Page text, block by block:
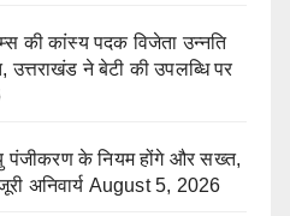
की कांस्य पदक विजेता उन्नति
उत्तराखंड ने बेटी की उपलब्धि पर
पंजीकरण के नियम होंगे और सख्त,
अनिवार्य August 5, 2026